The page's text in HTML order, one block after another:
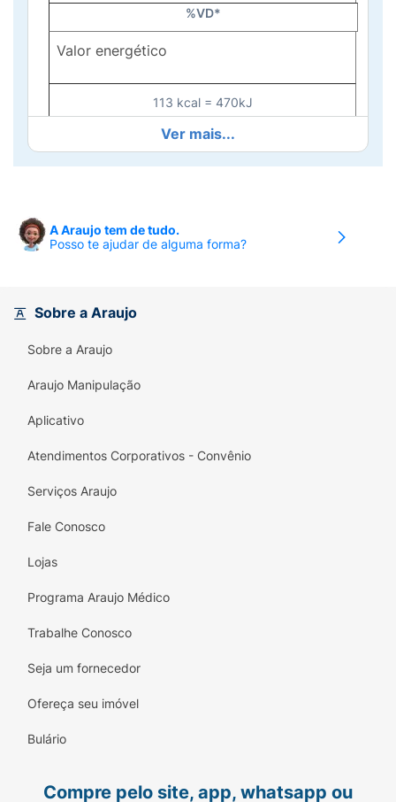
%VD*
Valor energético
113 kcal = 470kJ
6%
Carboidratos
4%
7,0 g
Gorduras saturadas
Gorduras trans
Ver mais...
A Araujo tem de tudo.
Posso te ajudar de alguma forma?
Sobre a Araujo
Sobre a Araujo
Araujo Manipulação
Aplicativo
Atendimentos Corporativos - Convênio
Serviços Araujo
Fale Conosco
Lojas
Programa Araujo Médico
Trabalhe Conosco
Seja um fornecedor
Ofereça seu imóvel
Bulário
Compre pelo site, app, whatsapp ou